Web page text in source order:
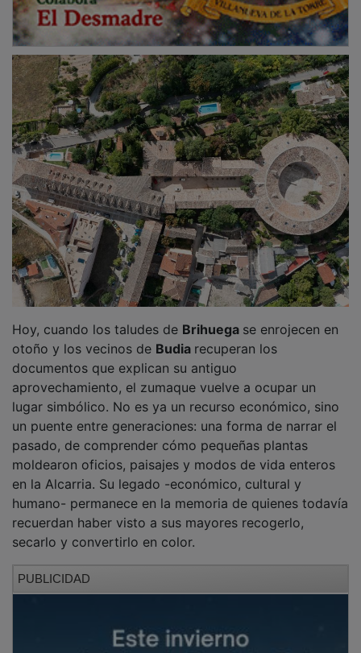
otoño y los vecinos deBudia recuperan los
documentos que explican su antiguo
aprovechamiento, el zumaque vuelve a ocupar un
lugar simbólico. No es ya un recurso económico, sino
un puente entre generaciones: una forma de narrar el
pasado, de comprender cómo pequeñas plantas
moldearon oficios, paisajes y modos de vida enteros
en la Alcarria. Su legado -económico, cultural y
humano- permanece en la memoria de quienes todavía
recuerdan haber visto a sus mayores recogerlo,
secarlo y convertirlo en color.